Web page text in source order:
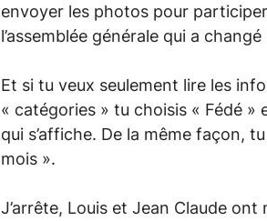
envoyer les photos pour
l’assemblée générale qui a
Et si tu veux seulement lire les
« catégories » tu choisis « Fédé
qui s’affiche. De la même façon,
mois ».
J’arrête, Louis et Jean Claude